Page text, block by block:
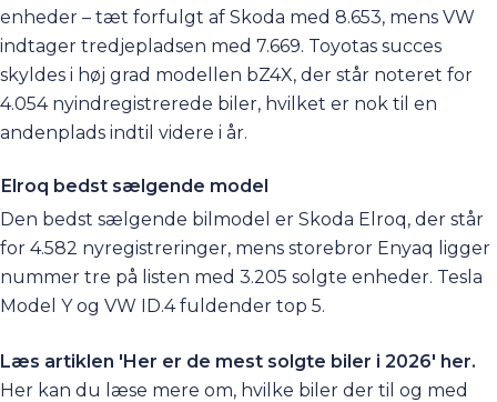
enheder – tæt forfulgt af Skoda med 8.653, mens VW
indtager tredjepladsen med 7.669. Toyotas succes
skyldes i høj grad modellen bZ4X, der står noteret for
4.054 nyindregistrerede biler, hvilket er nok til en
andenplads indtil videre i år.
Elroq bedst sælgende model
Den bedst sælgende bilmodel er Skoda Elroq, der står
for 4.582 nyregistreringer, mens storebror Enyaq ligger
nummer tre på listen med 3.205 solgte enheder. Tesla
Model Y og VW ID.4 fuldender top 5.
Læs artiklen 'Her er de mest solgte biler i 2026' her.
Her kan du læse mere om, hvilke biler der til og med